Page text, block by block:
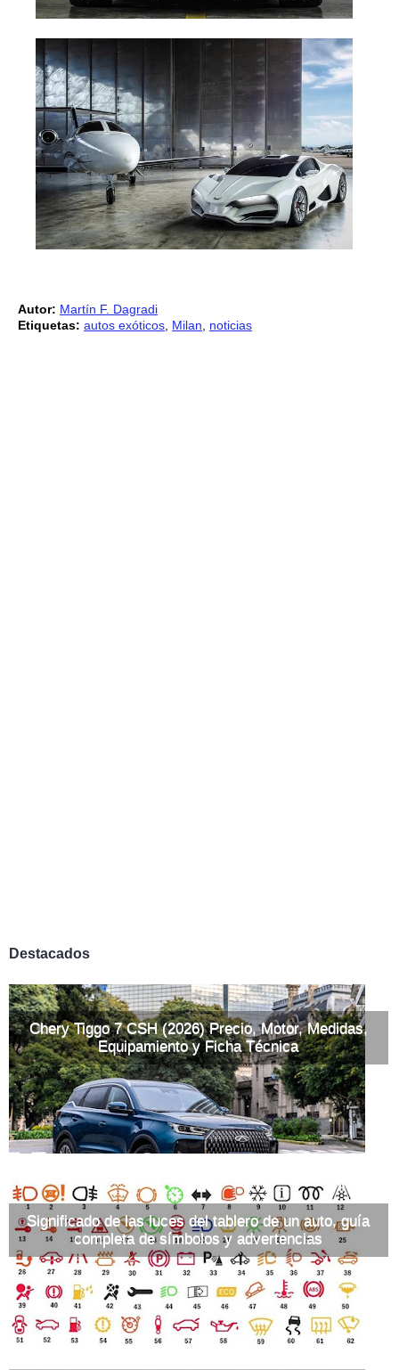
Autor: Martín F. Dagradi
Etiquetas: autos exóticos Milan noticias
Destacados
Chery Tiggo 7 CSH (2026) Precio, Motor, Medidas,
Equipamiento y Ficha Técnica
Significado de las luces del tablero de un auto, guía
completa de símbolos y advertencias